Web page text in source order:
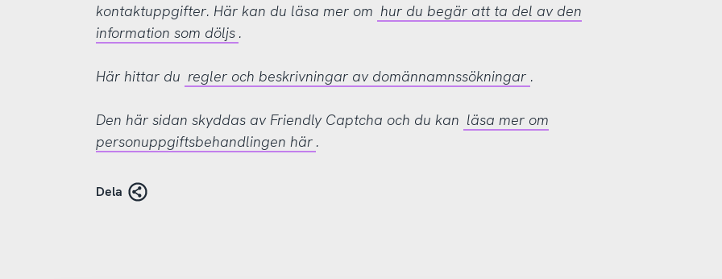
kontaktuppgifter. Här kan du läsa mer om hur du begär att ta del av den
information som döljs .
Här hittar du regler och beskrivningar av domännamnssökningar .
Den här sidan skyddas av Friendly Captcha och du kan läsa mer om
personuppgiftsbehandlingen här .
Dela